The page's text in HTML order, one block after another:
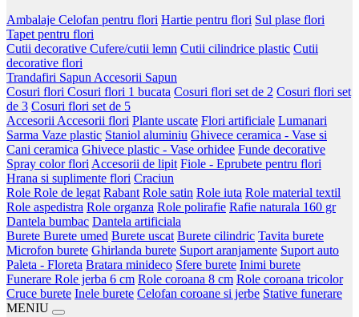
Ambalaje Celofan pentru flori Hartie pentru flori Sul plase flori
Tapet pentru flori
Cutii decorative Cufere/cutii lemn Cutii cilindrice plastic Cutii
decorative flori
Trandafiri Sapun Accesorii Sapun
Cosuri flori Cosuri flori 1 bucata Cosuri flori set de 2 Cosuri flori set
de 3 Cosuri flori set de 5
Accesorii Accesorii flori Plante uscate Flori artificiale Lumanari
Sarma Vaze plastic Staniol aluminiu Ghivece ceramica - Vase si
Cani ceramica Ghivece plastic - Vase orhidee Funde decorative
Spray color flori Accesorii de lipit Fiole - Eprubete pentru flori
Hrana si suplimente flori Craciun
Role Role de legat Rabant Role satin Role iuta Role material textil
Role aspedistra Role organza Role polirafie Rafie naturala 160 gr
Dantela bumbac Dantela artificiala
Burete Burete umed Burete uscat Burete cilindric Tavita burete
Microfon burete Ghirlanda burete Suport aranjamente Suport auto
Paleta - Floreta Bratara minideco Sfere burete Inimi burete
Funerare Role jerba 6 cm Role coroana 8 cm Role coroana tricolor
Cruce burete Inele burete Celofan coroane si jerbe Stative funerare
MENIU